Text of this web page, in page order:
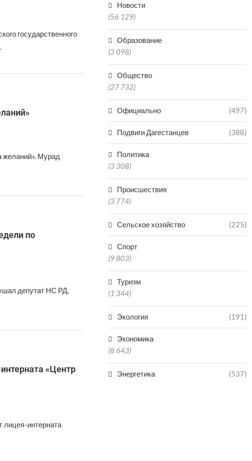
государственного
желаний». Мурад
по
депутат НС РД,
«Центр
лицея-интерната
Новости
(56 129)
Образование
(3 098)
Общество
(27 732)
Официально (497)
Подвиги Дагестанцев (388)
Политика
(3 308)
Происшествия
(3 774)
Сельское хозяйство (225)
Спорт
(9 803)
Туризм
(1 344)
Экология (191)
Экономика
(8 643)
Энергетика (537)